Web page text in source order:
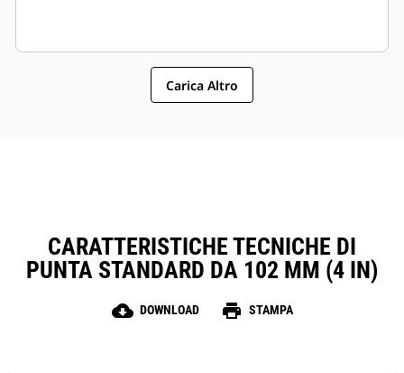
Carica Altro
CARATTERISTICHE TECNICHE DI
PUNTA STANDARD DA 102 MM (4 IN)
cloud_download DOWNLOAD print STAMPA